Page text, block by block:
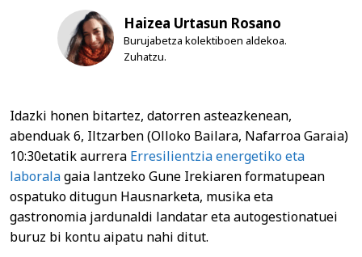
Haizea Urtasun Rosano
Burujabetza kolektiboen aldekoa.
Zuhatzu.
Idazki honen bitartez, datorren asteazkenean,
abenduak 6, Iltzarben (Olloko Bailara, Nafarroa Garaia)
10:30etatik aurrera Erresilientzia energetiko eta
laboralagaia lantzeko Gune Irekiaren formatupean
ospatuko ditugun Hausnarketa, musika eta
gastronomia jardunaldi landatar eta autogestionatuei
buruz bi kontu aipatu nahi ditut.